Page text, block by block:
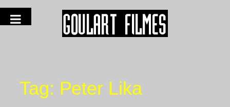
Tag: Peter Lika